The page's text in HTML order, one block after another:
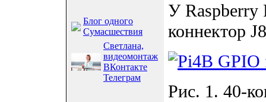
Блог одного
Сумасшествия
Светлана,
видеомонтаж
ВКонтакте
Телеграм
У Raspberry
коннектор
Рис. 1. 40-